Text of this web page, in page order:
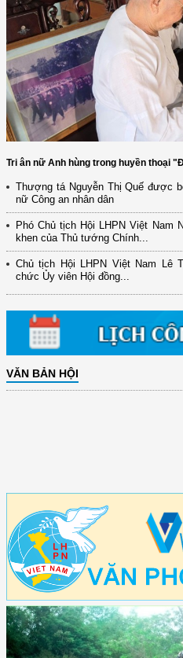
Tri ân nữ Anh hùng trong huyền thoại
Thượng tá Nguyễn Thị Quế được
nữ Công an nhân dân
Phó Chủ tịch Hội LHPN Việt Nam
khen của Thủ tướng Chính...
Chủ tịch Hội LHPN Việt Nam Lê
chức Ủy viên Hội đồng...
VĂN BẢN HỘI
(898/KH/ĐCT) Kế hoạch thực hiện
31/10/2025 ...
(417/QĐ-BNNMT) Quyết định phê
xây dựng ...
(891/KH-ĐCT) Kế hoạch thực hiện
9/9/2025 của Bộ ...
(2415/QĐ-TTg) Quyết định về việc
nghiệp ...